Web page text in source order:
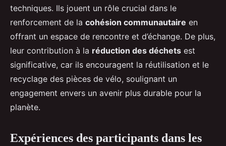
techniques. Ils jouent un rôle crucial dans le
renforcement de la cohésion communautaire en
offrant un espace de rencontre et d’échange. De plus,
leur contribution à la réduction des déchets est
significative, car ils encouragent la réutilisation et le
recyclage des pièces de vélo, soulignant un
engagement envers un avenir plus durable pour la
planète.
Expériences des participants dans les